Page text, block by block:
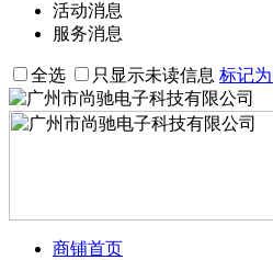
活动消息
服务消息
全选 只显示未读信息 标记
商铺首页